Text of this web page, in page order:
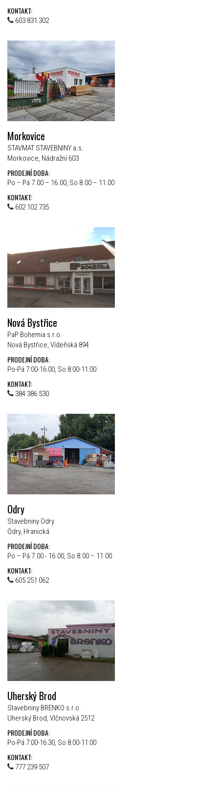
KONTAKT:
603 831 302
Morkovice
STAVMAT STAVEBNINY a.s.
Morkovice, Nádražní 603
PRODEJNÍ DOBA:
Po – Pá 7.00 – 16.00, So 8.00 – 11.00
KONTAKT:
602 102 735
Nová Bystřice
PaP Bohemia s.r.o.
Nová Bystřice, Vídeňská 894
PRODEJNÍ DOBA:
Po-Pá 7:00-16:00, So 8:00-11:00
KONTAKT:
384 386 530
Odry
Stavebniny Odry
Odry, Hranická
PRODEJNÍ DOBA:
Po – Pá 7.00 - 16.00, So 8.00 – 11.00
KONTAKT:
605 251 062
Uherský Brod
Stavebniny BRENKO s.r.o.
Uherský Brod, Vlčnovská 2512
PRODEJNÍ DOBA:
Po-Pá 7:00-16:30, So 8:00-11:00
KONTAKT:
777 239 507